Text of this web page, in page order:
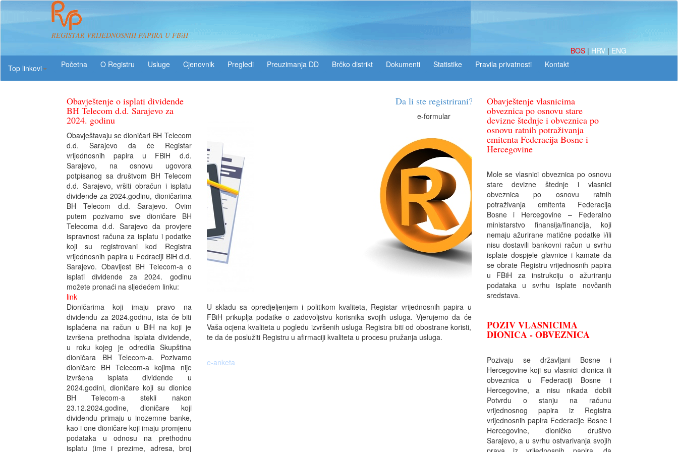
REGISTAR VRIJEDNOSNIH PAPIRA U FBiH
BOS | HRV | ENG
Top linkovi
O Registru Usluge Pregledi Preuzimanja DD Brčko distrikt Dokumenti Statistike
Obavještenje o isplati dividende
BH Telecom d.d. Sarajevo za
2024. godinu
Obavještavaju se dioničari BH Telecom
d.d. Sarajevo da će Registar
vrijednosnih papira u FBiH d.d.
Sarajevo, na osnovu ugovora
potpisanog sa društvom BH Telecom
d.d. Sarajevo, vršiti obračun i isplatu
dividende za 2024.godinu, dioničarima
BH Telecom d.d. Sarajevo. Ovim
putem pozivamo sve dioničare BH
Telecoma d.d. Sarajevo da provjere
ispravnost računa za isplatu i podatke
koji su registrovani kod Registra
vrijednosnih papira u Fedraciji BiH d.d.
Sarajevo. Obavijest BH Telecom-a o
isplati dividende za 2024. godinu
možete pronaći na sljedećem linku:
link
Dioničarima koji imaju pravo na
dividendu za 2024.godinu, ista će biti
isplaćena na račun u BiH na koji je
izvršena prethodna isplata dividende,
u roku kojeg je odredila Skupština
dioničara BH Telecom-a. Pozivamo
dioničare BH Telecom-a kojima nije
izvršena isplata dividende u
2024.godini, dioničare koji su dionice
BH Telecom-a stekli nakon
23.12.2024.godine, dioničare koji
dividendu primaju u inozemne banke,
kao i one dioničare koji imaju promjenu
podataka u odnosu na prethodnu
isplatu (ime i prezime, adresa, broj
U skladu sa opredjeljenjem i politikom kvaliteta, Registar vrijednosnih papira u
FBiH prikuplja podatke o zadovoljstvu korisnika svojih usluga. Vjerujemo da će
Vaša ocjena kvaliteta u pogledu izvršenih usluga Registra biti od obostrane koristi,
te da će poslužiti Registru u afirmaciji kvaliteta u procesu pružanja usluga.
e-anketa
Obavještenje vlasnicima
obveznica po osnovu stare
devizne štednje i obveznica po
osnovu ratnih potraživanja
emitenta Federacija Bosne i
Hercegovine
Mole se vlasnici obveznica po osnovu
stare devizne štednje i vlasnici
obveznica po osnovu ratnih
potraživanja emitenta Federacija
Bosne i Hercegovine – Federalno
ministarstvo finansija/financija, koji
nemaju ažurirane matične podatke i/ili
nisu dostavili bankovni račun u svrhu
isplate dospjele glavnice i kamate da
se obrate Registru vrijednosnih papira
u FBiH za instrukciju o ažuriranju
podataka u svrhu isplate novčanih
sredstava.
POZIV VLASNICIMA
DIONICA - OBVEZNICA
Pozivaju se državljani Bosne i
Hercegovine koji su vlasnici dionica ili
obveznica u Federaciji Bosne i
Hercegovine, a nisu nikada dobili
Potvrdu o stanju na računu
vrijednosnog papira iz Registra
vrijednosnih papira Federacije Bosne i
Hercegovine, dioničko društvo
Sarajevo, a u svrhu ostvarivanja svojih